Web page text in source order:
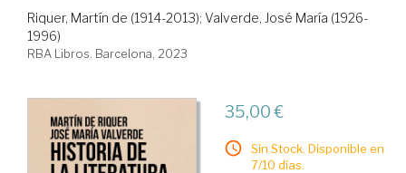
Riquer, Martín de (1914-2013); Valverde, José María (1926-
1996)
RBA Libros. Barcelona, 2023
35,00 €
Sin Stock. Disponible en
7/10 días.